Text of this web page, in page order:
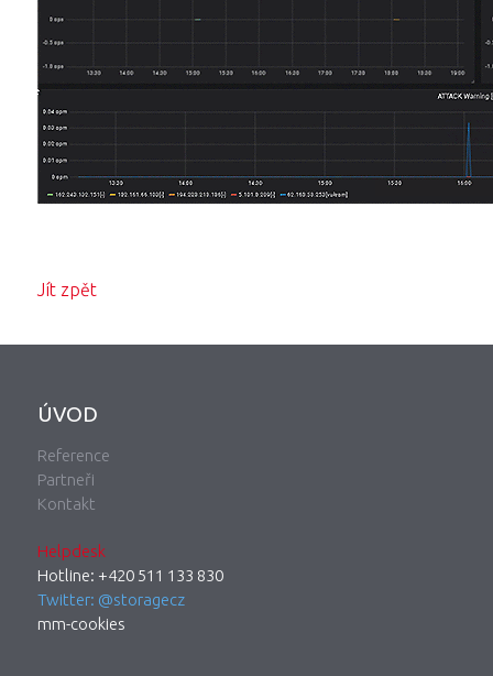
Jít zpět
ÚVOD
Reference
Partneři
Kontakt
Helpdesk
Hotline: +420 511 133 830
Twitter: @storagecz
mm-cookies